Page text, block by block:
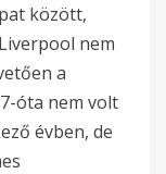
között,
nem
a
óta nem volt
évben, de